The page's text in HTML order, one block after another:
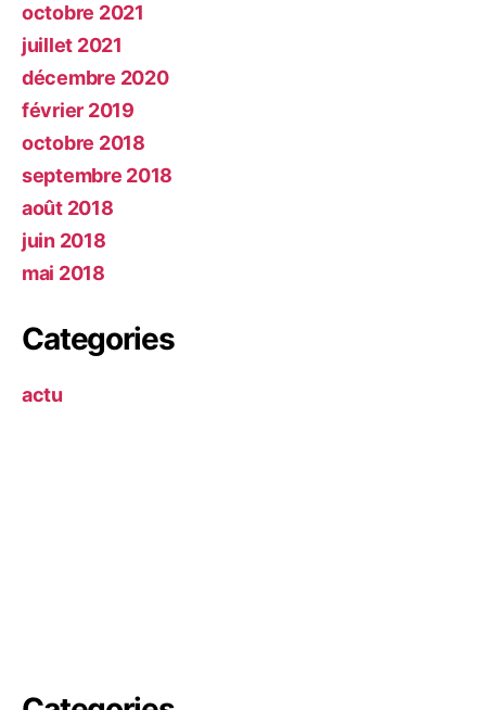
octobre 2021
juillet 2021
décembre 2020
février 2019
octobre 2018
septembre 2018
août 2018
juin 2018
mai 2018
Categories
actu